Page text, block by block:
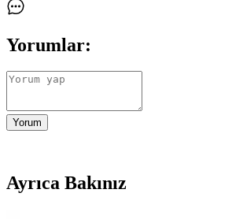
Yorumlar:
Yorum
Ayrıca Bakınız